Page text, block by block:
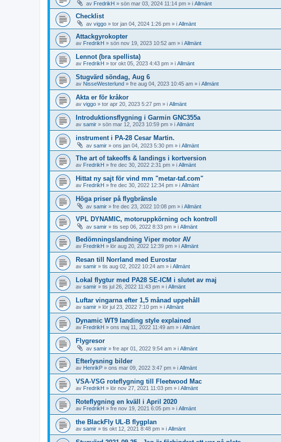
av FredrikH » sön mar 03, 2024 11:14 pm » i Allmänt
Checklist
av viggo » tor jan 04, 2024 1:26 pm » i Allmänt
Attackgyrokopter
av FredrikH » sön nov 19, 2023 10:52 am » i Allmänt
Lennot (bra spellista)
av FredrikH » tor okt 05, 2023 4:43 pm » i Allmänt
Stugvärd söndag, Aug 6
av NisseWesterlund » fre aug 04, 2023 10:45 am » i Allmänt
Akta er för kråkor
av viggo » tor apr 20, 2023 5:27 pm » i Allmänt
Introduktionsflygning i Garmin GNC355a
av samir » sön mar 12, 2023 10:59 pm » i Allmänt
instrument i PA-28 Cesar Martin.
av samir » ons jan 04, 2023 5:30 pm » i Allmänt
The art of takeoffs & landings i kortversion
av FredrikH » fre dec 30, 2022 2:31 pm » i Allmänt
Hittat ny sajt för vind mm "metar-taf.com"
av FredrikH » fre dec 30, 2022 12:34 pm » i Allmänt
Höga priser på flygbränsle
av samir » fre dec 23, 2022 10:08 pm » i Allmänt
VPL DYNAMIC, motoruppkörning och kontroll
av samir » tis sep 06, 2022 8:33 pm » i Allmänt
Bedömningslandning Viper motor AV
av FredrikH » lör aug 20, 2022 12:39 pm » i Allmänt
Resan till Norrland med Eurostar
av samir » tis aug 02, 2022 10:24 am » i Allmänt
Lokal flygtur med PA28 SE-ICM i slutet av maj
av samir » tis jul 26, 2022 11:43 pm » i Allmänt
Luftar vingarna efter 1,5 månad uppehåll
av samir » lör jul 23, 2022 7:10 pm » i Allmänt
Dynamic WT9 landing style explained
av FredrikH » ons maj 11, 2022 11:49 am » i Allmänt
Flygresor
av samir » fre apr 01, 2022 9:54 am » i Allmänt
Efterlysning bilder
av HenrikP » ons mar 09, 2022 3:47 pm » i Allmänt
VSA-VSG roteflygning till Fleetwood Mac
av FredrikH » lör nov 27, 2021 11:03 pm » i Allmänt
Roteflygning en kväll i April 2020
av FredrikH » fre nov 19, 2021 6:05 pm » i Allmänt
the BlackFly UL-B flygplan
av samir » tis okt 12, 2021 8:48 pm » i Allmänt